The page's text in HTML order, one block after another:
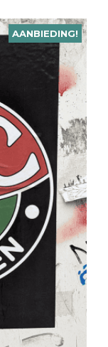
AANBIEDING!